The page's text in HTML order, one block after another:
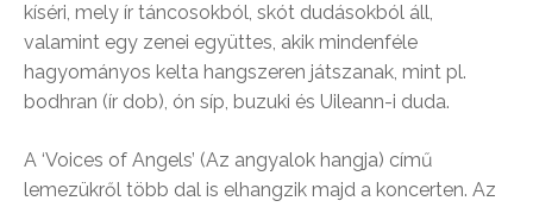
kíséri, mely ír táncosokból, skót dudásokból áll,
valamint egy zenei együttes, akik mindenféle
hagyományos kelta hangszeren játszanak, mint pl.
bodhran (ír dob), ón síp, buzuki és Uileann-i duda.
A ‘Voices of Angels’ (Az angyalok hangja) című
lemezükről több dal is elhangzik majd a koncerten. Az